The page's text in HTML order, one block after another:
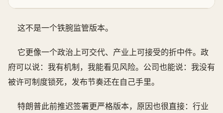
这不是一个铁腕监管版本。
它更像一个政治上可交代、产业上可接受的折中件。政
府可以说：我有机制，我能看见风险。公司也能说：我没有
被许可制度锁死，发布节奏还在自己手里。
特朗普此前推迟签署更严格版本，原因也很直接：行业